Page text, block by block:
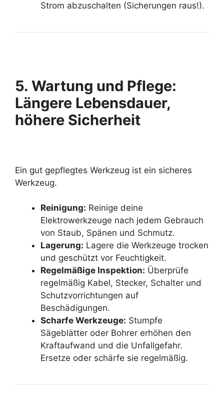
Strom abzuschalten (Sicherungen raus!).
5. Wartung und Pflege:
Längere Lebensdauer,
höhere Sicherheit
Ein gut gepflegtes Werkzeug ist ein sicheres
Werkzeug.
Reinigung: Reinige deine
Elektrowerkzeuge nach jedem Gebrauch
von Staub, Spänen und Schmutz.
Lagerung: Lagere die Werkzeuge trocken
und geschützt vor Feuchtigkeit.
Regelmäßige Inspektion: Überprüfe
regelmäßig Kabel, Stecker, Schalter und
Schutzvorrichtungen auf
Beschädigungen.
Scharfe Werkzeuge: Stumpfe
Sägeblätter oder Bohrer erhöhen den
Kraftaufwand und die Unfallgefahr.
Ersetze oder schärfe sie regelmäßig.